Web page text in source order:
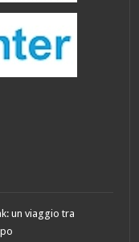
un viaggio tra